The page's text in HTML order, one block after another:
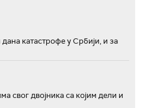
катастрофе у Србији, и за
свог двојника са којим дели и